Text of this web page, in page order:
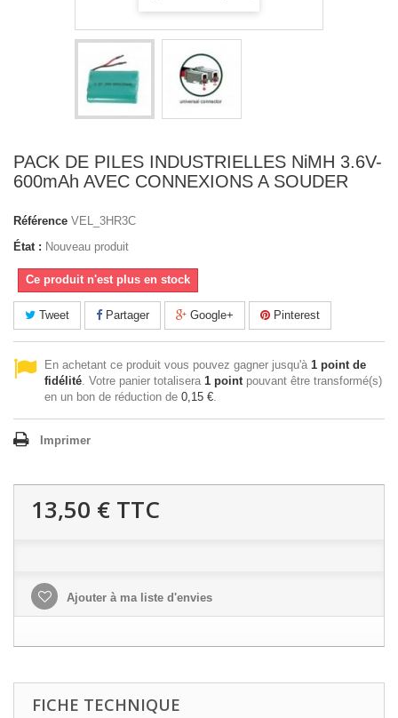
PACK DE PILES INDUSTRIELLES NiMH 3.6V-
600mAh AVEC CONNEXIONS A SOUDER
Référence VEL_3HR3C
État : Nouveau produit
Ce produit n'est plus en stock
Tweet Partager Google+ Pinterest
En achetant ce produit vous pouvez gagner jusqu'à 1 point de
fidélité. Votre panier totalisera 1 pointpouvant être transformé(s)
en un bon de réduction de 0,15 €.
Imprimer
13,50 € TTC
Ajouter à ma liste d'envies
FICHE TECHNIQUE